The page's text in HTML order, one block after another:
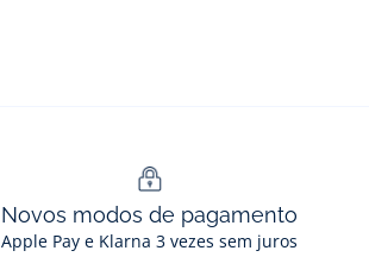
Novos modos de pagamento
Apple Pay e Klarna 3 vezes sem juros